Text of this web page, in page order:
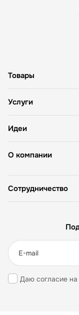
О компании
Товары
Услуги
Идеи
Сотрудничество
Даю согласие